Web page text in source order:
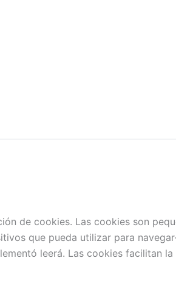
de cookies. Las cookies son
que pueda utilizar para
leerá. Las cookies facilitan